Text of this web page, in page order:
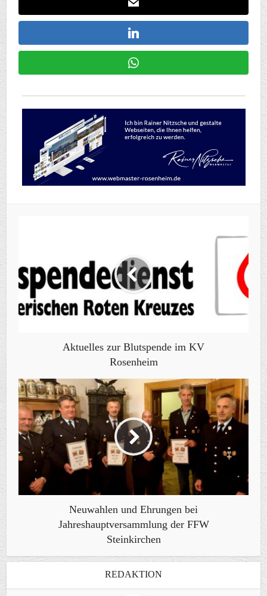
Aktuelles zur Blutspende im KV
Rosenheim
Neuwahlen und Ehrungen bei
Jahreshauptversammlung der FFW
Steinkirchen
REDAKTION